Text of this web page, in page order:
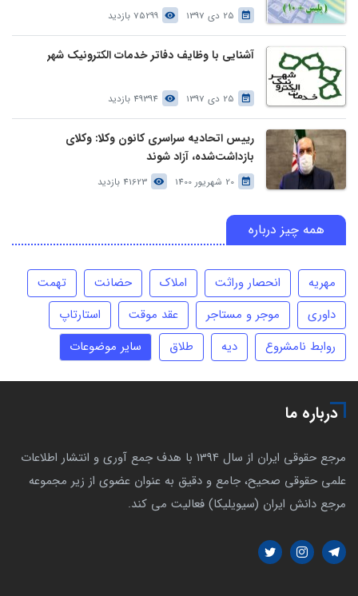
25 دی 1397 75299 بازدید
آشنایی با وظایف دفاتر خدمات الکترونیک شهر
25 دی 1397 49394 بازدید
رییس اتحادیه سراسری کانون وکلا: وکلای
بازداشت‌شده، آزاد شوند
20 شهریور 1400 41623 بازدید
همه چیز درباره
مهریه انحصار وراثت املاک حضانت
تهمت
داوری
موجر و مستاجر عقد موقت
استارتاپ
روابط نامشروع
دیه طلاق سایر موضوعات
درباره ما
مرجع حقوقی ایران از سال 1394 با هدف جمع آوری و انتشار اطلاعات
علمی حقوقی صحیح، جامع و دقیق به عنوان عضوی از زیر مجموعه
مرجع دانش ایران (سیویلیکا) فعالیت می کند.